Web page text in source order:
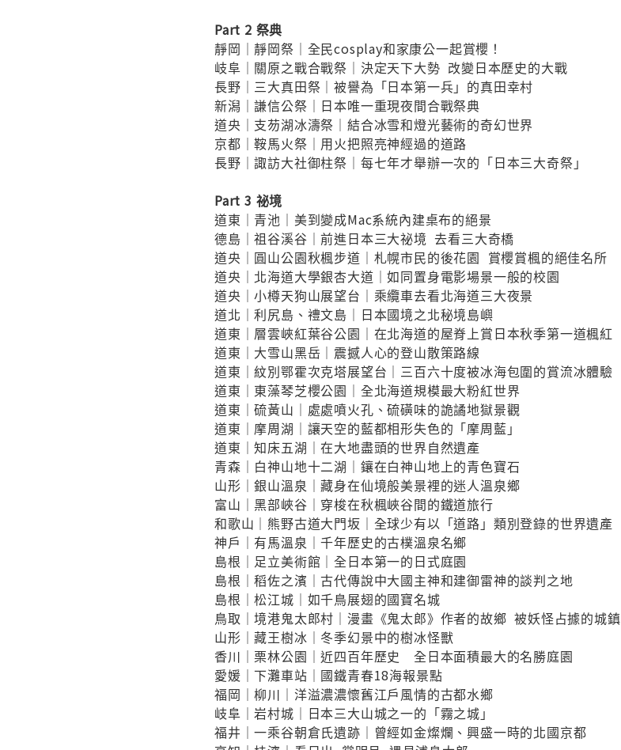
Part 2 祭典
靜岡｜靜岡祭｜全民cosplay和家康公一起賞櫻！
岐阜｜關原之戰合戰祭｜決定天下大勢 改變日本歷史的大戰
長野｜三大真田祭｜被譽為「日本第一兵」的真田幸村
新潟｜謙信公祭｜日本唯一重現夜間合戰祭典
道央｜支芴湖冰濤祭｜結合冰雪和燈光藝術的奇幻世界
京都｜鞍馬火祭｜用火把照亮神經過的道路
長野｜諏訪大社御柱祭｜每七年才舉辦一次的「日本三大奇祭」
Part 3 祕境
道東｜青池｜美到變成Mac系統內建桌布的絕景
德島｜祖谷溪谷｜前進日本三大祕境 去看三大奇橋
道央｜圓山公園秋楓步道｜札幌市民的後花園 賞櫻賞楓的絕佳名所
道央｜北海道大學銀杏大道｜如同置身電影場景一般的校園
道央｜小樽天狗山展望台｜乘纜車去看北海道三大夜景
道北｜利尻島、禮文島｜日本國境之北秘境島嶼
道東｜層雲峽紅葉谷公園｜在北海道的屋脊上賞日本秋季第一道楓紅
道東｜大雪山黑岳｜震撼人心的登山散策路線
道東｜紋別鄂霍次克塔展望台｜三百六十度被冰海包圍的賞流冰體驗
道東｜東藻琴芝櫻公園｜全北海道規模最大粉紅世界
道東｜硫黃山｜處處噴火孔、硫磺味的詭譎地獄景觀
道東｜摩周湖｜讓天空的藍都相形失色的「摩周藍」
道東｜知床五湖｜在大地盡頭的世界自然遺產
青森｜白神山地十二湖｜鑲在白神山地上的青色寶石
山形｜銀山溫泉｜藏身在仙境般美景裡的迷人溫泉鄉
富山｜黑部峽谷｜穿梭在秋楓峽谷間的鐵道旅行
和歌山｜熊野古道大門坂｜全球少有以「道路」類別登錄的世界遺產
神戶｜有馬溫泉｜千年歷史的古樸溫泉名鄉
島根｜足立美術館｜全日本第一的日式庭園
島根｜稻佐之濱｜古代傳說中大國主神和建御雷神的談判之地
島根｜松江城｜如千鳥展翅的國寶名城
鳥取｜境港鬼太郎村｜漫畫《鬼太郎》作者的故鄉 被妖怪占據的城鎮
山形｜藏王樹冰｜冬季幻景中的樹冰怪獸
香川｜栗林公園｜近四百年歷史 全日本面積最大的名勝庭園
愛媛｜下灘車站｜國鐵青春18海報景點
福岡｜柳川｜洋溢濃濃懷舊江戶風情的古都水鄉
岐阜｜岩村城｜日本三大山城之一的「霧之城」
福井｜一乘谷朝倉氏遺跡｜曾經如金燦爛、興盛一時的北國京都